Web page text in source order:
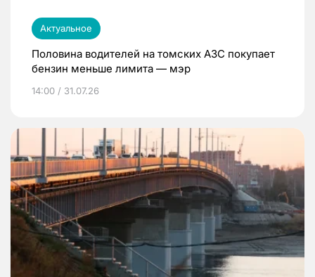
Актуальное
Половина водителей на томских АЗС покупает
бензин меньше лимита — мэр
14:00 / 31.07.26